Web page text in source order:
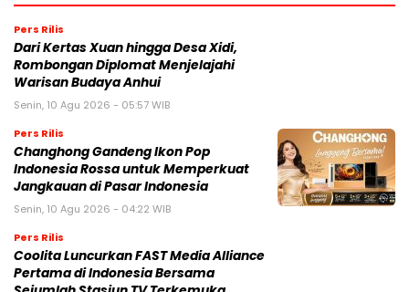
Pers Rilis
Dari Kertas Xuan hingga Desa Xidi,
Rombongan Diplomat Menjelajahi
Warisan Budaya Anhui
Senin, 10 Agu 2026 - 05:57 WIB
Pers Rilis
Changhong Gandeng Ikon Pop
Indonesia Rossa untuk Memperkuat
Jangkauan di Pasar Indonesia
Senin, 10 Agu 2026 - 04:22 WIB
Pers Rilis
Coolita Luncurkan FAST Media Alliance
Pertama di Indonesia Bersama